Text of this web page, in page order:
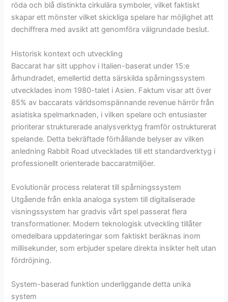
röda och blå distinkta cirkulära symboler, vilket faktiskt
skapar ett mönster vilket skickliga spelare har möjlighet att
dechiffrera med avsikt att genomföra välgrundade beslut.
Historisk kontext och utveckling
Baccarat har sitt upphov i Italien-baserat under 15:e
århundradet, emellertid detta särskilda spårningssystem
utvecklades inom 1980-talet i Asien. Faktum visar att över
85% av baccarats världsomspännande revenue härrör från
asiatiska spelmarknaden, i vilken spelare och entusiaster
prioriterar strukturerade analysverktyg framför ostrukturerat
spelande. Detta bekräftade förhållande belyser av vilken
anledning Rabbit Road utvecklades till ett standardverktyg i
professionellt orienterade baccaratmiljöer.
Evolutionär process relaterat till spårningssystem
Utgående från enkla analoga system till digitaliserade
visningssystem har gradvis vårt spel passerat flera
transformationer. Modern teknologisk utveckling tillåter
omedelbara uppdateringar som faktiskt beräknas inom
millisekunder, som erbjuder spelare direkta insikter helt utan
fördröjning.
System-baserad funktion underliggande detta unika
system